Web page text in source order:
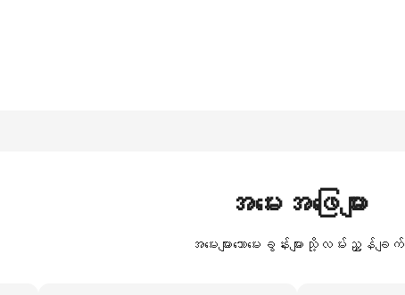
အမေးအဖြေများ
အမေးများသောမေးခွန်းများသို့လမ်းညွှန်ချက်